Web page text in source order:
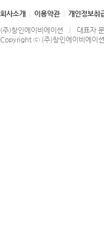
(주)창인에이비에이션 │ 대표
Copyright ⓒ (주)창인에이비에이션